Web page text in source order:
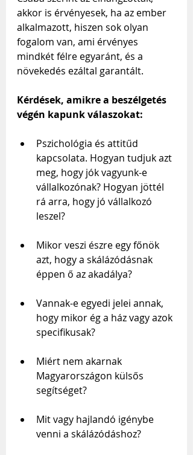
akkor is érvényesek, ha az ember
alkalmazott, hiszen sok olyan
fogalom van, ami érvényes
mindkét félre egyaránt, és a
növekedés ezáltal garantált.
Kérdések, amikre a beszélgetés
végén kapunk válaszokat:
Pszichológia és attitűd
kapcsolata. Hogyan tudjuk azt
meg, hogy jók vagyunk-e
vállalkozónak? Hogyan jöttél
rá arra, hogy jó vállalkozó
leszel?
Mikor veszi észre egy főnök
azt, hogy a skálázódásnak
éppen ő az akadálya?
Vannak-e egyedi jelei annak,
hogy mikor ég a ház vagy azok
specifikusak?
Miért nem akarnak
Magyarországon külsős
segítséget?
Mit vagy hajlandó igénybe
venni a skálázódáshoz?